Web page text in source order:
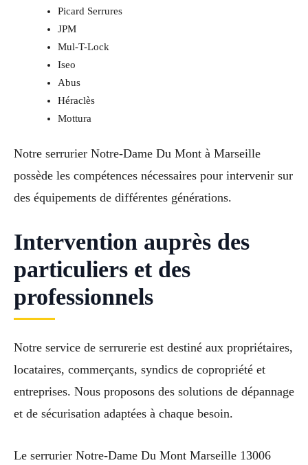
Picard Serrures
JPM
Mul-T-Lock
Iseo
Abus
Héraclès
Mottura
Notre serrurier Notre-Dame Du Mont à Marseille
possède les compétences nécessaires pour intervenir sur
des équipements de différentes générations.
Intervention auprès des
particuliers et des
professionnels
Notre service de serrurerie est destiné aux propriétaires,
locataires, commerçants, syndics de copropriété et
entreprises. Nous proposons des solutions de dépannage
et de sécurisation adaptées à chaque besoin.
Le serrurier Notre-Dame Du Mont Marseille 13006